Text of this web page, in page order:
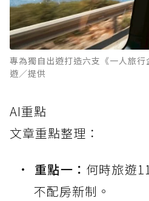
專為獨自出遊打造六支《一人旅
遊／提供
AI重點
文章重點整理：
重點一： 何時旅遊
不配房新制。